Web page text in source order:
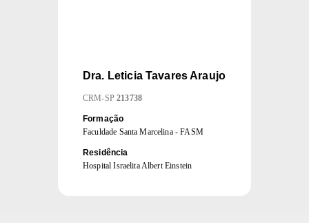
Dra. Leticia Tavares Araujo
CRM-SP 213738
Formação
Faculdade Santa Marcelina - FASM
Residência
Hospital Israelita Albert Einstein